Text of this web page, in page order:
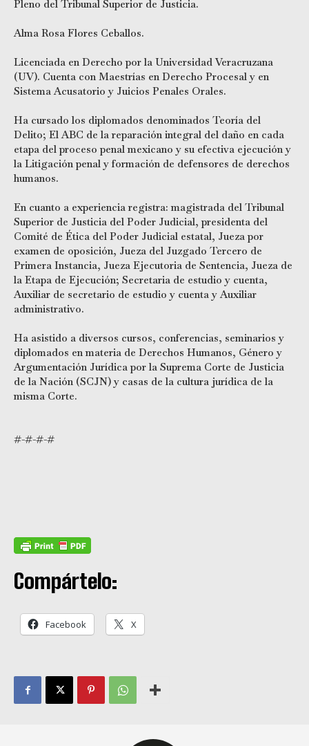
Pleno del Tribunal Superior de Justicia.
Alma Rosa Flores Ceballos.
Licenciada en Derecho por la Universidad Veracruzana
(UV). Cuenta con Maestrías en Derecho Procesal y en
Sistema Acusatorio y Juicios Penales Orales.
Ha cursado los diplomados denominados Teoría del
Delito; El ABC de la reparación integral del daño en cada
etapa del proceso penal mexicano y su efectiva ejecución y
la Litigación penal y formación de defensores de derechos
humanos.
En cuanto a experiencia registra: magistrada del Tribunal
Superior de Justicia del Poder Judicial, presidenta del
Comité de Ética del Poder Judicial estatal, Jueza por
examen de oposición, Jueza del Juzgado Tercero de
Primera Instancia, Jueza Ejecutoria de Sentencia, Jueza de
la Etapa de Ejecución; Secretaria de estudio y cuenta,
Auxiliar de secretario de estudio y cuenta y Auxiliar
administrativo.
Ha asistido a diversos cursos, conferencias, seminarios y
diplomados en materia de Derechos Humanos, Género y
Argumentación Jurídica por la Suprema Corte de Justicia
de la Nación (SCJN) y casas de la cultura jurídica de la
misma Corte.
#-#-#-#
Compártelo:
Facebook X